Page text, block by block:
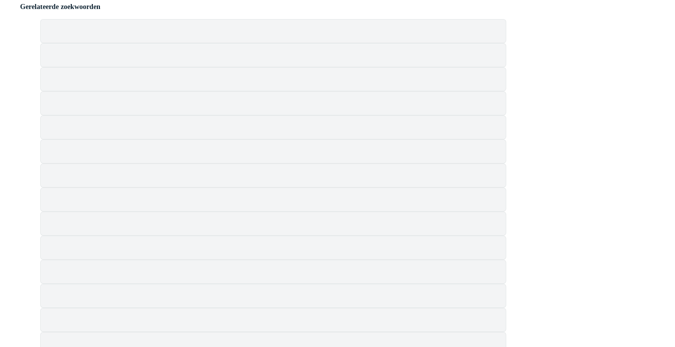
Gerelateerde zoekwoorden